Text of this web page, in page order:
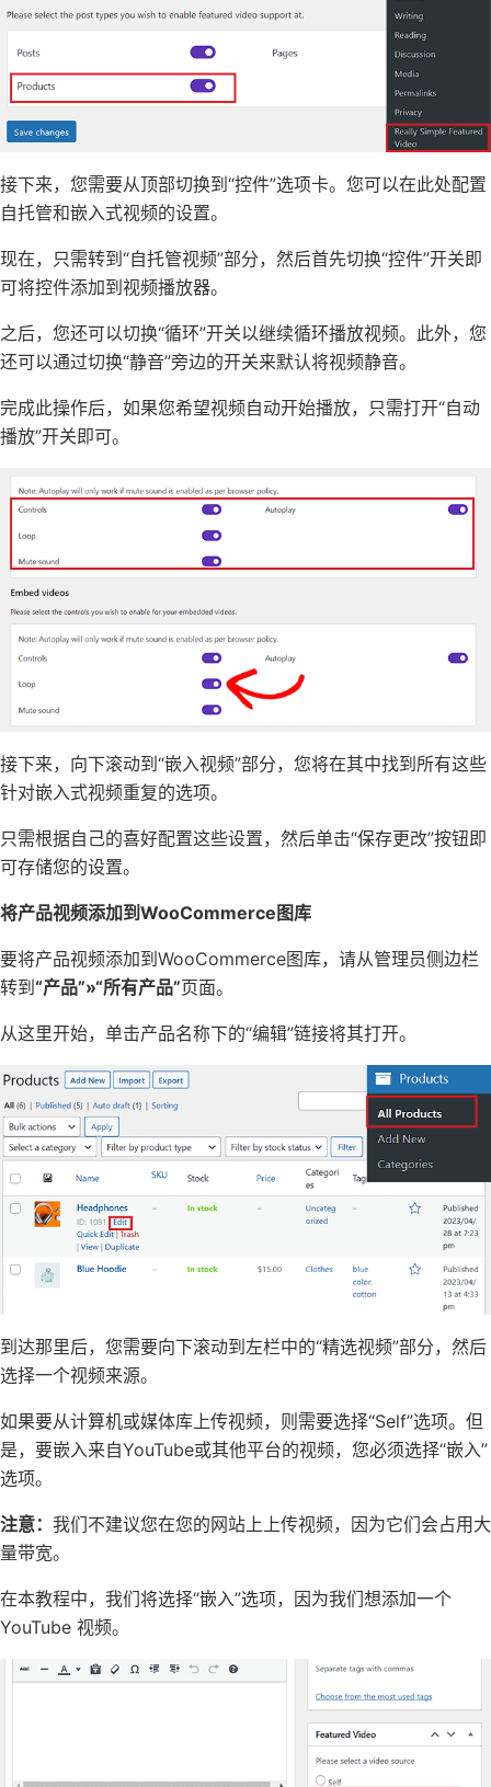
接下来，您需要从顶部切换到“控件”选项卡。您可以在此处配置
自托管和嵌入式视频的设置。
现在，只需转到“自托管视频”部分，然后首先切换“控件”开关即
可将控件添加到视频播放器。
之后，您还可以切换“循环”开关以继续循环播放视频。此外，您
还可以通过切换“静音”旁边的开关来默认将视频静音。
完成此操作后，如果您希望视频自动开始播放，只需打开“自动
播放”开关即可。
接下来，向下滚动到“嵌入视频”部分，您将在其中找到所有这些
针对嵌入式视频重复的选项。
只需根据自己的喜好配置这些设置，然后单击“保存更改”按钮即
可存储您的设置。
将产品视频添加到WooCommerce图库
要将产品视频添加到WooCommerce图库，请从管理员侧边栏
转到 “产品”»“所有产品”页面。
从这里开始，单击产品名称下的“编辑”链接将其打开。
到达那里后，您需要向下滚动到左栏中的“精选视频”部分，然后
选择一个视频来源。
如果要从计算机或媒体库上传视频，则需要选择“Self”选项。但
是，要嵌入来自YouTube或其他平台的视频，您必须选择“嵌入”
选项。
注意： 我们不建议您在您的网站上上传视频，因为它们会占用大
量带宽。
在本教程中，我们将选择“嵌入”选项，因为我们想添加一个
YouTube 视频。